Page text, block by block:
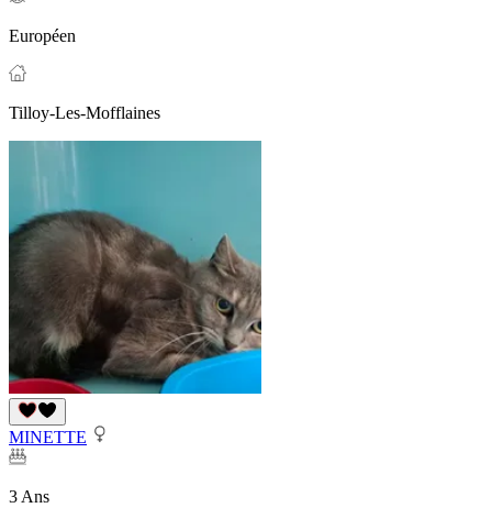
Européen
Tilloy-Les-Mofflaines
MINETTE
3 Ans